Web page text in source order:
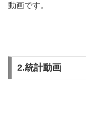
動画です。
2.統計動画